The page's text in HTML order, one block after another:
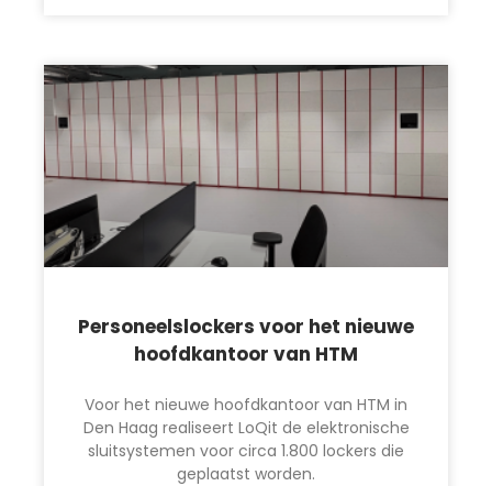
Personeelslockers voor het nieuwe
hoofdkantoor van HTM
Voor het nieuwe hoofdkantoor van HTM in
Den Haag realiseert LoQit de elektronische
sluitsystemen voor circa 1.800 lockers die
geplaatst worden.